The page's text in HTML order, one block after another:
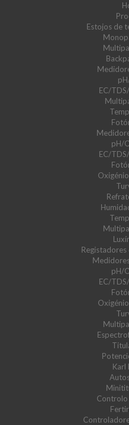
Estojos de
EC/
pH/
EC/
pH/
EC/
Karl
Controlo